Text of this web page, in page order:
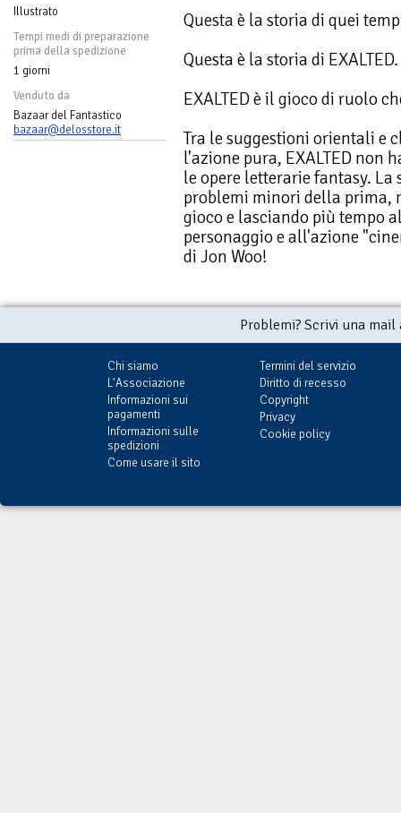
Illustrato
Tempi medi di preparazione
prima della spedizione
1 giorni
Venduto da
Bazaar del Fantastico
bazaar@delosstore.it
Questa è la storia di quei
Questa è la storia di EXALTED.
EXALTED è il gioco di ruolo
Tra le suggestioni orientali e
l'azione pura, EXALTED non
le opere letterarie fantasy.
problemi minori della
gioco e lasciando più tempo
personaggio e all'azione
di Jon Woo!
Problemi? Scrivi una
Chi siamo
L'Associazione
Informazioni sui
pagamenti
Informazioni sulle
spedizioni
Come usare il sito
Termini del servizio
Diritto di recesso
Copyright
Privacy
Cookie policy